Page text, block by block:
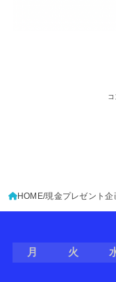
HOME 現金プレゼント
月
火